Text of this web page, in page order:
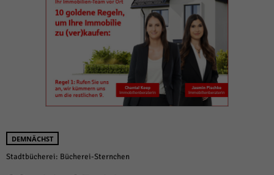
DEMNÄCHST
Stadtbücherei: Bücherei-Sternchen